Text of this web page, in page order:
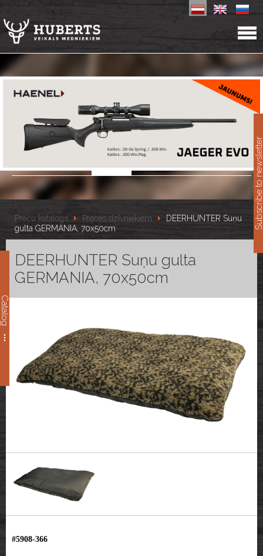
Catalog
Preču katalogs Preces dzīvniekiem
DEERHUNTER Suņu
gulta GERMANIA, 70x50cm
DEERHUNTER Suņu gulta
GERMANIA, 70x50cm
#5908-366
Subscribe